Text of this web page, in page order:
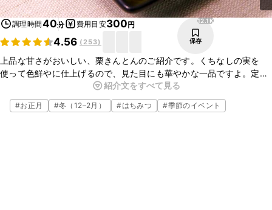
調理時間40分 費用目安300円
4.56 (253)
12.1K
保存
上品な甘さがおいしい、栗きんとんのご紹介です。くちなしの実を
使って色鮮やに仕上げるので、見た目にも華やかな一品ですよ。定番
のおせち料理をご家庭で手作りしてみてはいかがでしょうか。ぜひお
試しくださいね。
紹介文をすべて見る
#お正月 #冬（12–2月） #はちみつ #季節のイベント